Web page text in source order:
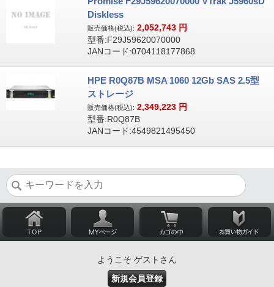
Diskless
販売価格(税込): 2,052,743 円
型番:F29J59620070000
JANコード:0704118177868
HPE R0Q87B MSA 1060 12Gb SAS 2.5型
ストレージ
販売価格(税込): 2,349,223 円
型番:R0Q87B
JANコード:4549821495450
ようこそ ゲストさん
新規会員登録